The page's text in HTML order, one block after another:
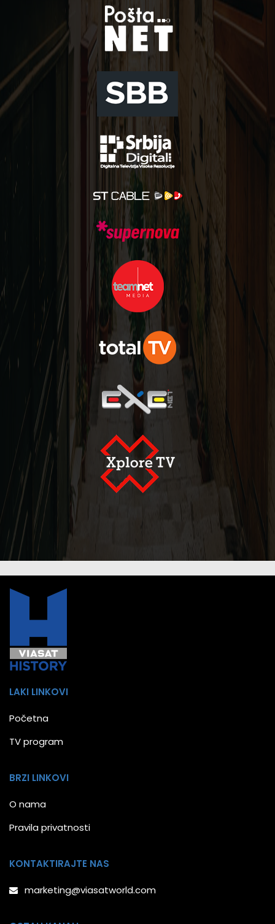
LAKI LINKOVI
Početna
TV program
BRZI LINKOVI
O nama
Pravila privatnosti
KONTAKTIRAJTE NAS
marketing@viasatworld.com